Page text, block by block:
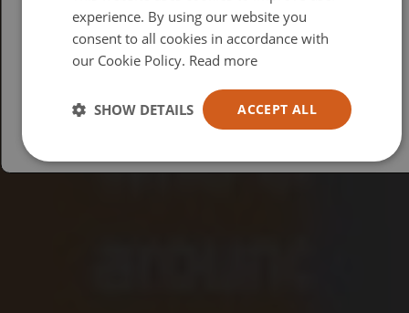
British
USA
Español
experience. By using our website you
consent to all cookies in accordance with
our Cookie Policy. Read more
ACCEPT ALL
SHOW DETAILS